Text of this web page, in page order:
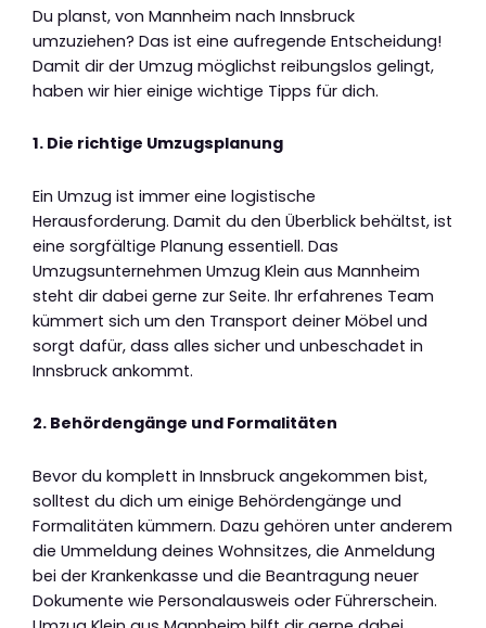
Du planst, von Mannheim nach Innsbruck
umzuziehen? Das ist eine aufregende Entscheidung!
Damit dir der Umzug möglichst reibungslos gelingt,
haben wir hier einige wichtige Tipps für dich.
1. Die richtige Umzugsplanung
Ein Umzug ist immer eine logistische
Herausforderung. Damit du den Überblick behältst, ist
eine sorgfältige Planung essentiell. Das
Umzugsunternehmen Umzug Klein aus Mannheim
steht dir dabei gerne zur Seite. Ihr erfahrenes Team
kümmert sich um den Transport deiner Möbel und
sorgt dafür, dass alles sicher und unbeschadet in
Innsbruck ankommt.
2. Behördengänge und Formalitäten
Bevor du komplett in Innsbruck angekommen bist,
solltest du dich um einige Behördengänge und
Formalitäten kümmern. Dazu gehören unter anderem
die Ummeldung deines Wohnsitzes, die Anmeldung
bei der Krankenkasse und die Beantragung neuer
Dokumente wie Personalausweis oder Führerschein.